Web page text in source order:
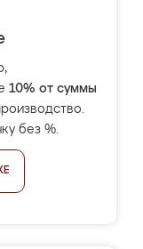
10% от суммы
без %.